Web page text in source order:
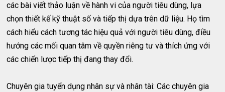
các bài viết thảo luận về hành vi của người tiêu dùng, lựa
chọn thiết kế kỹ thuật số và tiếp thị dựa trên dữ liệu. Họ tìm
cách hiểu cách tương tác hiệu quả với người tiêu dùng, điều
hướng các mối quan tâm về quyền riêng tư và thích ứng với
các chiến lược tiếp thị đang thay đổi.
Chuyên gia tuyển dụng nhân sự và nhân tài: Các chuyên gia